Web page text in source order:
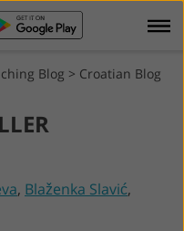
Blog > Croatian Blog
, Blaženka Slavić,